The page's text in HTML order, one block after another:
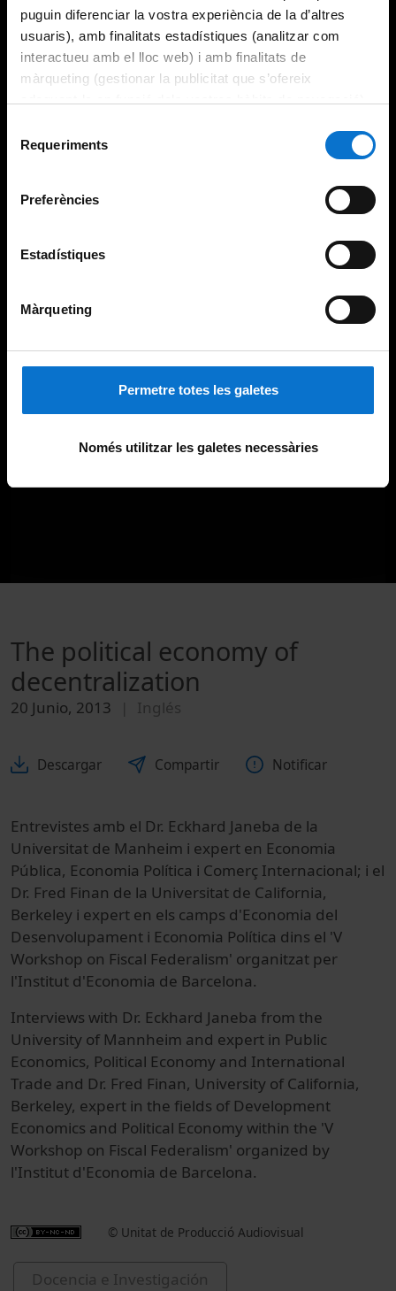
puguin diferenciar la vostra experiència de la d’altres
usuaris), amb finalitats estadístiques (analitzar com
interactueu amb el lloc web) i amb finalitats de
màrqueting (gestionar la publicitat que s’ofereix
consultar laPolítica de galetes del lloc web de la
Requeriments
Preferències
Estadístiques
Màrqueting
Permetre totes les galetes
Només utilitzar les galetes necessàries
The political economy of
decentralization
20 Junio, 2013 Inglés
Descargar Compartir Notificar
Entrevistes amb el Dr. Eckhard Janeba de la
Universitat de Manheim i expert en Economia
Pública, Economia Política i Comerç Internacional; i el
Dr. Fred Finan de la Universitat de California,
Berkeley i expert en els camps d'Economia del
Desenvolupament i Economia Política dins el 'V
Workshop on Fiscal Federalism' organitzat per
l'Institut d'Economia de Barcelona.
Interviews with Dr. Eckhard Janeba from the
University of Mannheim and expert in Public
Economics, Political Economy and International
Trade and Dr. Fred Finan, University of California,
Berkeley, expert in the fields of Development
Economics and Political Economywithin the 'V
Workshop on Fiscal Federalism' organized by
l'Institut d'Economia de Barcelona.
© Unitat de Producció Audiovisual
Docencia e Investigación